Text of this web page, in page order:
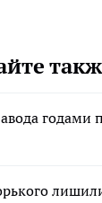
годами